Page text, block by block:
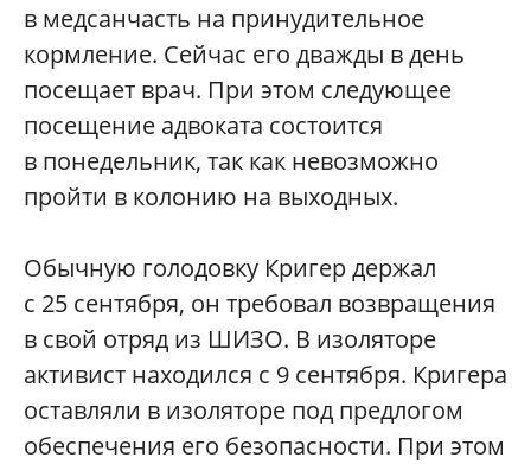
в медсанчасть на принудительное
кормление. Сейчас его дважды в день
посещает врач. При этом следующее
посещение адвоката состоится
в понедельник, так как невозможно
пройти в колонию на выходных.
Обычную голодовку Кригер держал
с 25 сентября, он требовал возвращения
в свой отряд из ШИЗО. В изоляторе
активист находился с 9 сентября. Кригера
оставляли в изоляторе под предлогом
обеспечения его безопасности. При этом